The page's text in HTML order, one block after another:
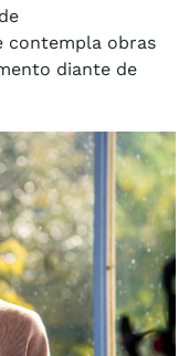
contempla obras
diante de